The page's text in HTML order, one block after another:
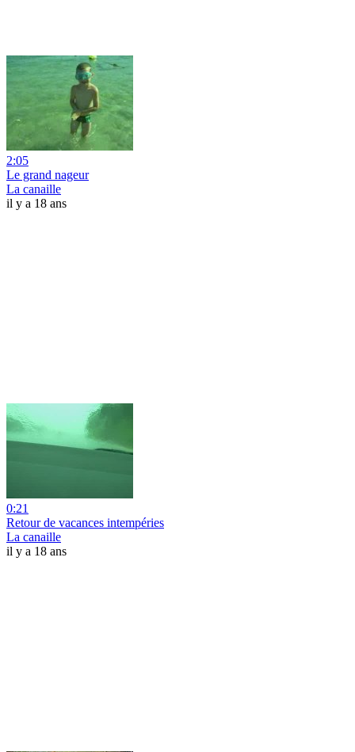
2:05
Le grand nageur
La canaille
il y a 18 ans
0:21
Retour de vacances intempéries
La canaille
il y a 18 ans